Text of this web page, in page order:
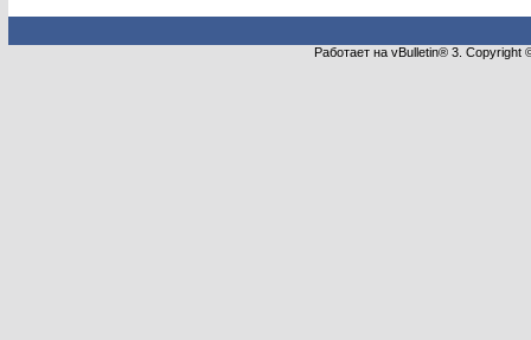
Работает на vBulletin® 3.